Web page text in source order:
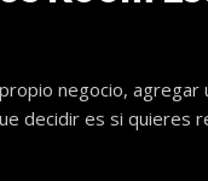
negocio,
decidir es si